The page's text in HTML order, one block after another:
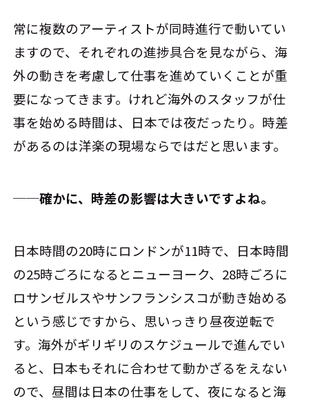
常に複数のアーティストが同時進行で動いてい
ますので、それぞれの進捗具合を見ながら、海
外の動きを考慮して仕事を進めていくことが重
要になってきます。けれど海外のスタッフが仕
事を始める時間は、日本では夜だったり。時差
があるのは洋楽の現場ならではだと思います。
──確かに、時差の影響は大きいですよね。
日本時間の20時にロンドンが11時で、日本時間
の25時ごろになるとニューヨーク、28時ごろに
ロサンゼルスやサンフランシスコが動き始める
という感じですから、思いっきり昼夜逆転で
す。海外がギリギリのスケジュールで進んでい
ると、日本もそれに合わせて動かざるをえない
ので、昼間は日本の仕事をして、夜になると海